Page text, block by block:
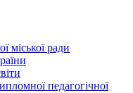
міської ради
педагогічної